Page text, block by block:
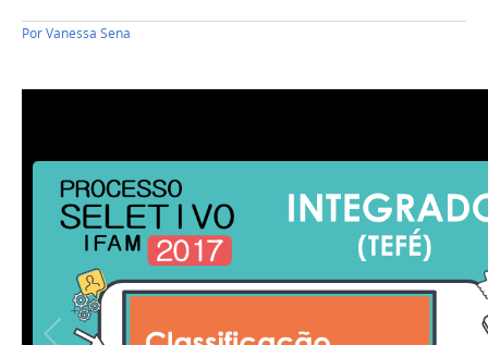
PorVanessa Sena